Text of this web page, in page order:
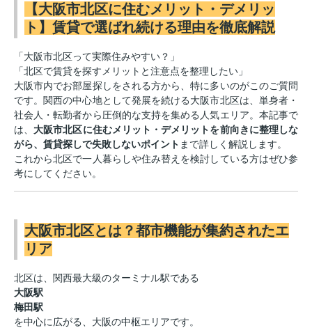
【大阪市北区に住むメリット・デメリッ
ト】賃貸で選ばれ続ける理由を徹底解説
「大阪市北区って実際住みやすい？」
「北区で賃貸を探すメリットと注意点を整理したい」
大阪市内でお部屋探しをされる方から、特に多いのがこのご質問
です。関西の中心地として発展を続ける大阪市北区は、単身者・
社会人・転勤者から圧倒的な支持を集める人気エリア。本記事で
は、 大阪市北区に住むメリット・デメリットを前向きに整理しな
がら、賃貸探しで失敗しないポイント まで詳しく解説します。
これから北区で一人暮らしや住み替えを検討している方はぜひ参
考にしてください。
大阪市北区とは？都市機能が集約されたエ
リア
北区は、関西最大級のターミナル駅である
大阪駅
梅田駅
を中心に広がる、大阪の中枢エリアです。